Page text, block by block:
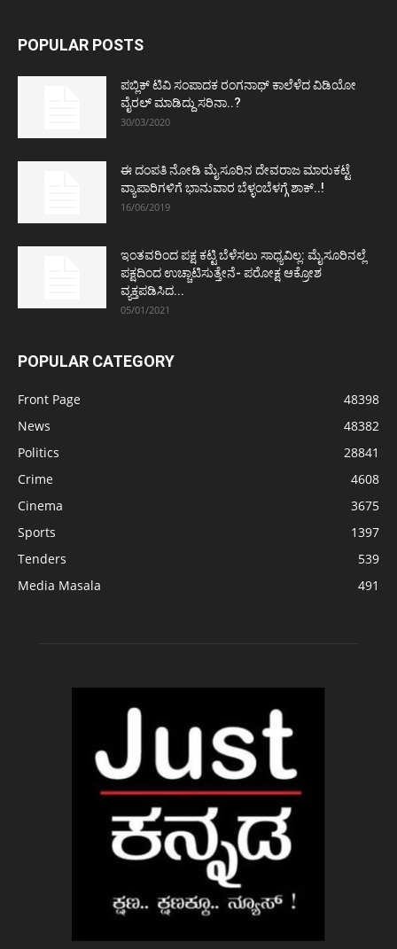
POPULAR POSTS
ಪಬ್ಲಿಕ್ ಟಿವಿ ಸಂಪಾದಕ ರಂಗನಾಥ್ ಕಾಲೆಳೆದ ವಿಡಿಯೋ
ವೈರಲ್ ಮಾಡಿದ್ದು ಸರಿನಾ..?
30/03/2020
ಈ ದಂಪತಿ ನೋಡಿ ಮೈಸೂರಿನ ದೇವರಾಜ ಮಾರುಕಟ್ಟೆ
ವ್ಯಾಪಾರಿಗಳಿಗೆ ಭಾನುವಾರ ಬೆಳ್ಳಂಬೆಳಗ್ಗೆ ಶಾಕ್..!
16/06/2019
ಇಂತವರಿಂದ ಪಕ್ಷ ಕಟ್ಟಿ ಬೆಳೆಸಲು ಸಾಧ್ಯವಿಲ್ಲ: ಮೈಸೂರಿನಲ್ಲೆ
ಪಕ್ಷದಿಂದ ಉಚ್ಚಾಟಿಸುತ್ತೇನೆ- ಪರೋಕ್ಷ ಆಕ್ರೋಶ
ವ್ಯಕ್ತಪಡಿಸಿದ...
05/01/2021
POPULAR CATEGORY
Front Page
48398
News
48382
Politics
28841
Crime
4608
Cinema
3675
Sports
1397
Tenders
539
Media Masala
491